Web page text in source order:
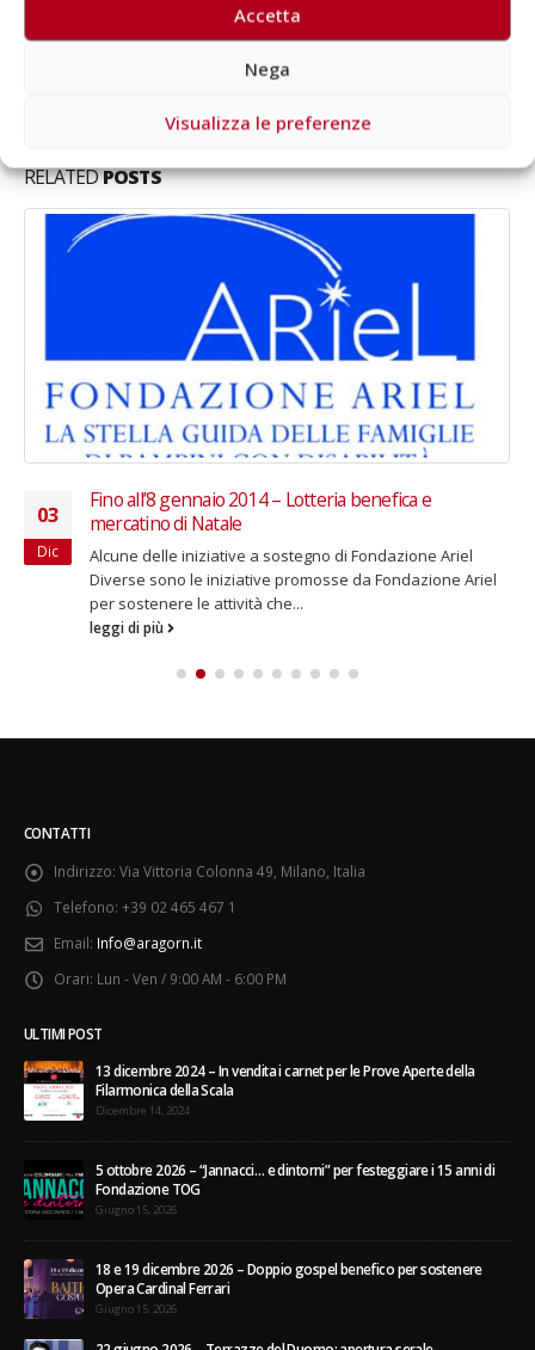
Accetta
Nega
Visualizza le preferenze
RELATEDPOSTS
03
Dic
Fino all’8 gennaio 2014 – Lotteria benefica e
mercatino di Natale
Alcune delle iniziative a sostegno di Fondazione Ariel
Diverse sono le iniziative promosse da Fondazione Ariel
per sostenere le attività che...
leggi di più
CONTATTI
Indirizzo: Via Vittoria Colonna 49, Milano, Italia
Telefono: +39 02 465 467 1
Email: Info@aragorn.it
Orari: Lun - Ven / 9:00 AM - 6:00 PM
ULTIMI POST
13 dicembre 2024 – In vendita i carnet per le Prove Aperte della
Filarmonica della Scala
Dicembre 14, 2024
5 ottobre 2026 – “Jannacci… e dintorni” per festeggiare i 15 anni di
Fondazione TOG
Giugno 15, 2026
18 e 19 dicembre 2026 – Doppio gospel benefico per sostenere
Opera Cardinal Ferrari
Giugno 15, 2026